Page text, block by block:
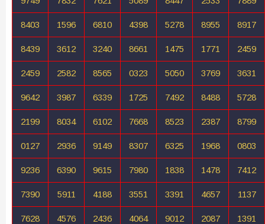
8403 1596 6810 4398 5278 8955 8917
8439 3612 3240 8661 1475 1771 2459
2459 2582 8565 0323 5050 3769 3631
9642 3987 6339 1725 7492 8488 5728
2199 8034 6102 7668 8523 2387 8799
0127 2936 9149 8307 6325 1968 0803
9236 6390 9615 7980 1838 1478 7412
7390 5911 4188 3551 3391 4657 1137
7628 4576 2436 4064 9012 2087 1391